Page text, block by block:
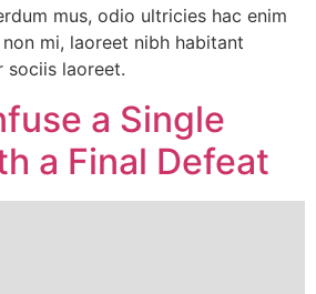
mus, odio ultricies hac enim
mi, laoreet nibh habitant
sociis laoreet.
a Single
a Final Defeat